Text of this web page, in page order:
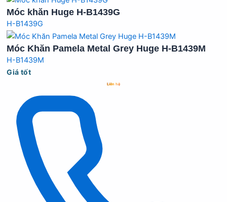
Móc khăn Huge H-B1439G
H-B1439G
Móc Khăn Pamela Metal Grey Huge H-B1439M
H-B1439M
Giá tốt
Liên hệ